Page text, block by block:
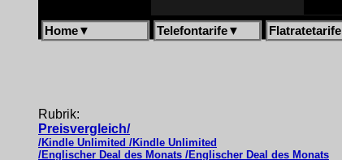
Home▼ Telefontarife▼ Flatratetarife
Rubrik:
Preisvergleich/
/Kindle Unlimited /Kindle Unlimited
/Englischer Deal des Monats /Englischer Deal des Monats